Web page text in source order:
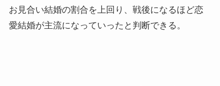
お見合い結婚の割合を上回り、戦後になるほど恋
愛結婚が主流になっていったと判断できる。